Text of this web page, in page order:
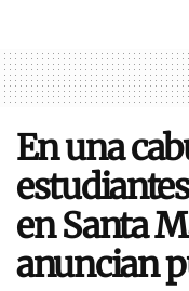
En una
en Santa
anuncian